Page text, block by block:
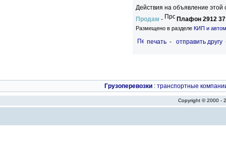
Действия на объявление этой
Продам - Плафон 2912
Размещено в разделе КИП и
печать - отправить другу
Грузоперевозки : транспортные
Copyright © 2000 -